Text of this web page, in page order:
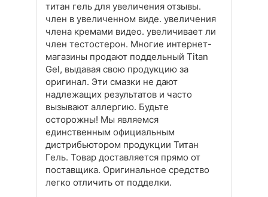
титан гель для увеличения отзывы.
член в увеличенном виде. увеличения
члена кремами видео. увеличивает ли
член тестостерон. Многие интернет-
магазины продают поддельный Titan
Gel, выдавая свою продукцию за
оригинал. Эти смазки не дают
надлежащих результатов и часто
вызывают аллергию. Будьте
осторожны! Мы являемся
единственным официальным
дистрибьютором продукции Титан
Гель. Товар доставляется прямо от
поставщика. Оригинальное средство
легко отличить от подделки.